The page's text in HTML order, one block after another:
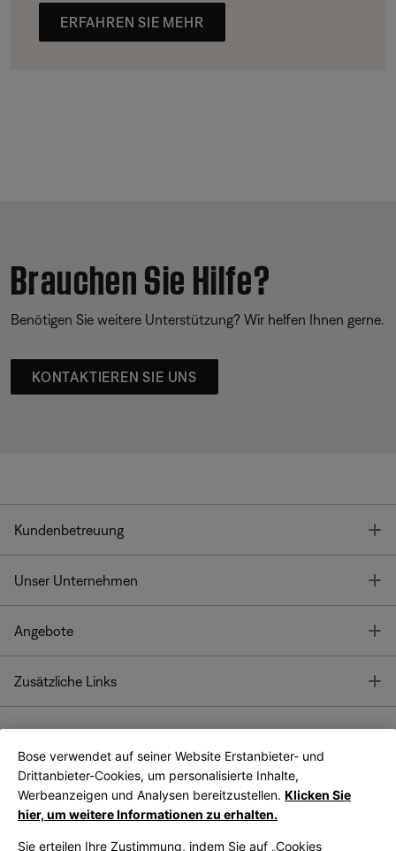
ERFAHREN SIE MEHR
Brauchen Sie Hilfe?
Benötigen Sie weitere Unterstützung? Wir helfen Ihnen gerne.
KONTAKTIEREN SIE UNS
Kundenbetreuung
Unser Unternehmen
Angebote
Zusätzliche Links
Bose App
Bose Connect
App
Bose verwendet auf seiner Website Erstanbieter- und
Drittanbieter-Cookies, um personalisierte Inhalte,
Werbeanzeigen und Analysen bereitzustellen. Klicken Sie
hier, um weitere Informationen zu erhalten.
Sie erteilen Ihre Zustimmung, indem Sie auf „Cookies